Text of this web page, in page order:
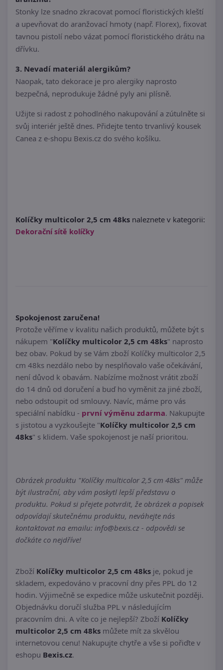
Stonky lze snadno zkracovat pomocí floristických kleští
a upevňovat do aranžovací hmoty (např. Florex), fixovat
tavnou pistolí nebo vázat pomocí floristického drátu na
dřívku.
3. Nevadí materiál alergikům?
Naopak, tato dekorace je pro alergiky naprosto
bezpečná, neprodukuje žádné pyly ani plísně.
Užijte si radost z pohodlného nakupování a zútulněte si
svůj interiér ještě dnes. Přidejte tento trvanlivý kousek
Canea z e-shopu Bexis.cz do svého košíku.
Kolíčky multicolor 2,5 cm 48ks naleznete v kategorii:
Dekorační sítě kolíčky
Spokojenost zaručena!
Protože věříme v kvalitu našich produktů, můžete být s
nákupem "Kolíčky multicolor 2,5 cm 48ks" naprosto
bez obav. Pokud by se Vám zboží Kolíčky multicolor 2,5
cm 48ks nezdálo nebo by nesplňovalo vaše očekávání,
není důvod k obavám. Nabízíme možnost vrátit zboží
do 14 dnů od doručení a buď ho vyměnit za jiné zboží,
nebo odstoupit od smlouvy. Navíc, máme pro vás
speciální nabídku - první výměnu zdarma. Nakupujte
s jistotou a vyzkoušejte "Kolíčky multicolor 2,5 cm
48ks" s klidem. Vaše spokojenost je naší prioritou.
Obrázek produktu "Kolíčky multicolor 2,5 cm 48ks" může
být ilustrační, aby vám poskytl lepší představu o
produktu. Pokud si přejete potvrdit, že obrázek a popisek
odpovídají skutečnému produktu, neváhejte nás
kontaktovat na emailu: info@bexis.cz - odpovědi se
dočkáte co nejdříve!
Zboží Kolíčky multicolor 2,5 cm 48ks je, pokud je
skladem, expedováno v pracovní dny přes PPL do 12
hodin. Výjimečně se expedice může uskutečnit později.
Objednávku doručí služba PPL v následujícím
pracovním dni. A víte co je nejlepší? Zboží Kolíčky
multicolor 2,5 cm 48ks můžete mít za skvělou
internetovou cenu! Nakupujte chytře a vše si pořiďte v
eshopu Bexis.cz.